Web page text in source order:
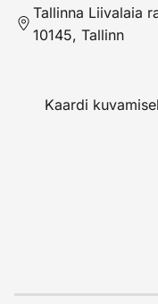
Tallinna Liivalaia
10145, Tallinn
Kaardi